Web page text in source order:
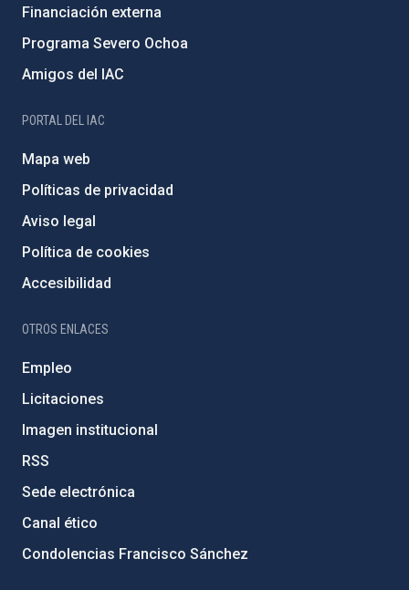
Financiación externa
Programa Severo Ochoa
Amigos del IAC
PORTAL DEL IAC
Mapa web
Políticas de privacidad
Aviso legal
Política de cookies
Accesibilidad
OTROS ENLACES
Empleo
Licitaciones
Imagen institucional
RSS
Sede electrónica
Canal ético
Condolencias Francisco Sánchez